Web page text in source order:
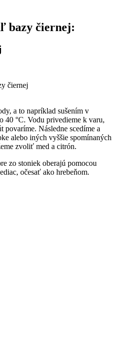
bazy čiernej:
čiernej
a to napríklad sušením v
40 °C. Vodu privedieme k varu,
povaríme. Následne scedíme a
alebo iných vyššie spomínaných
zvoliť med a citrón.
zo stoniek oberajú pomocou
očesať ako hrebeňom.